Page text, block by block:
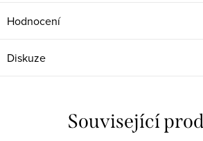
Hodnocení
Diskuze
Související